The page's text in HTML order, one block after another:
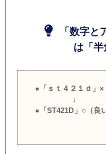
「数字と
は「半
●「ｓｔ４２１ｄ」×
↓
●「ST421D」○（良